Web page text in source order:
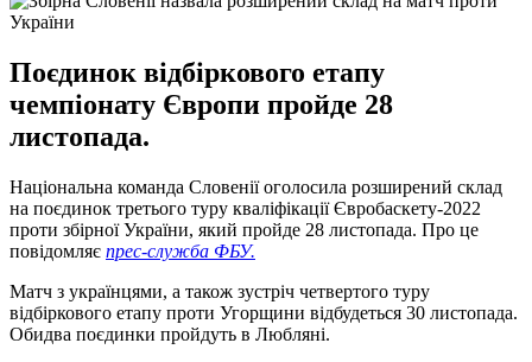
Поєдинок відбіркового етапу
чемпіонату Європи пройде 28
листопада.
Національна команда Словенії оголосила розширений склад
на поєдинок третього туру кваліфікації Євробаскету-2022
проти збірної України, який пройде 28 листопада. Про це
повідомляє прес-служба ФБУ.
Матч з українцями, а також зустріч четвертого туру
відбіркового етапу проти Угорщини відбудеться 30 листопада.
Обидва поєдинки пройдуть в Любляні.